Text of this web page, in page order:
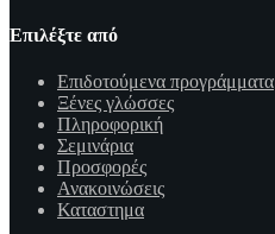
Επιλέξτε από
Επιδοτούμενα προγράμματα
Ξένες γλώσσες
Πληροφορική
Σεμινάρια
Προσφορές
Ανακοινώσεις
Καταστημα